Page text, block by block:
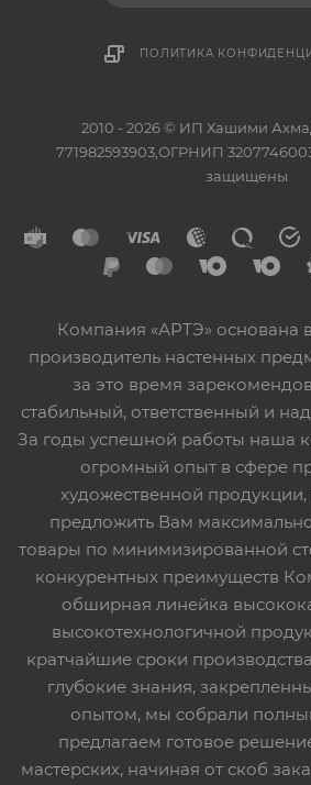
ПОЛИТИКА
2010 - 2026 © ИП Хашими
771982593903,ОГРНИП
защищены
Компания «АРТЭ» основана
производитель настенных
за это время
стабильный, ответственный и
За годы успешной работы наша
огромный опыт в сфере
художественной
предложить Вам
товары по минимизированной
конкурентных преимуществ
обширная линейка
высокотехнологичной
кратчайшие сроки
глубокие знания,
опытом, мы собрали
предлагаем готовое
мастерских, начиная от скоб